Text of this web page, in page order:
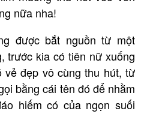
nữa nha!
được bắt nguồn từ một
trước kia có tiên nữ xuống
đẹp vô cùng thu hút, từ
bằng cái tên đó để nhằm
hiếm có của ngọn suối